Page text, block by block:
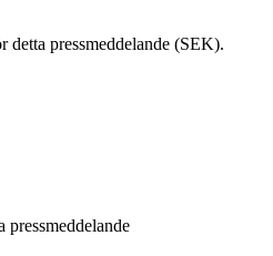
pressmeddelande (SEK).